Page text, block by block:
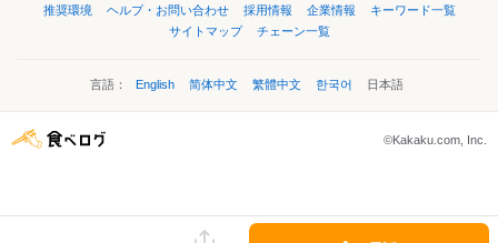
推奨環境
ヘルプ・お問い合わせ 採用情報 企業情報
キーワード一覧
サイトマップ
チェーン一覧
言語： English 简体中文 繁體中文 한국어 日本語
©Kakaku.com, Inc.